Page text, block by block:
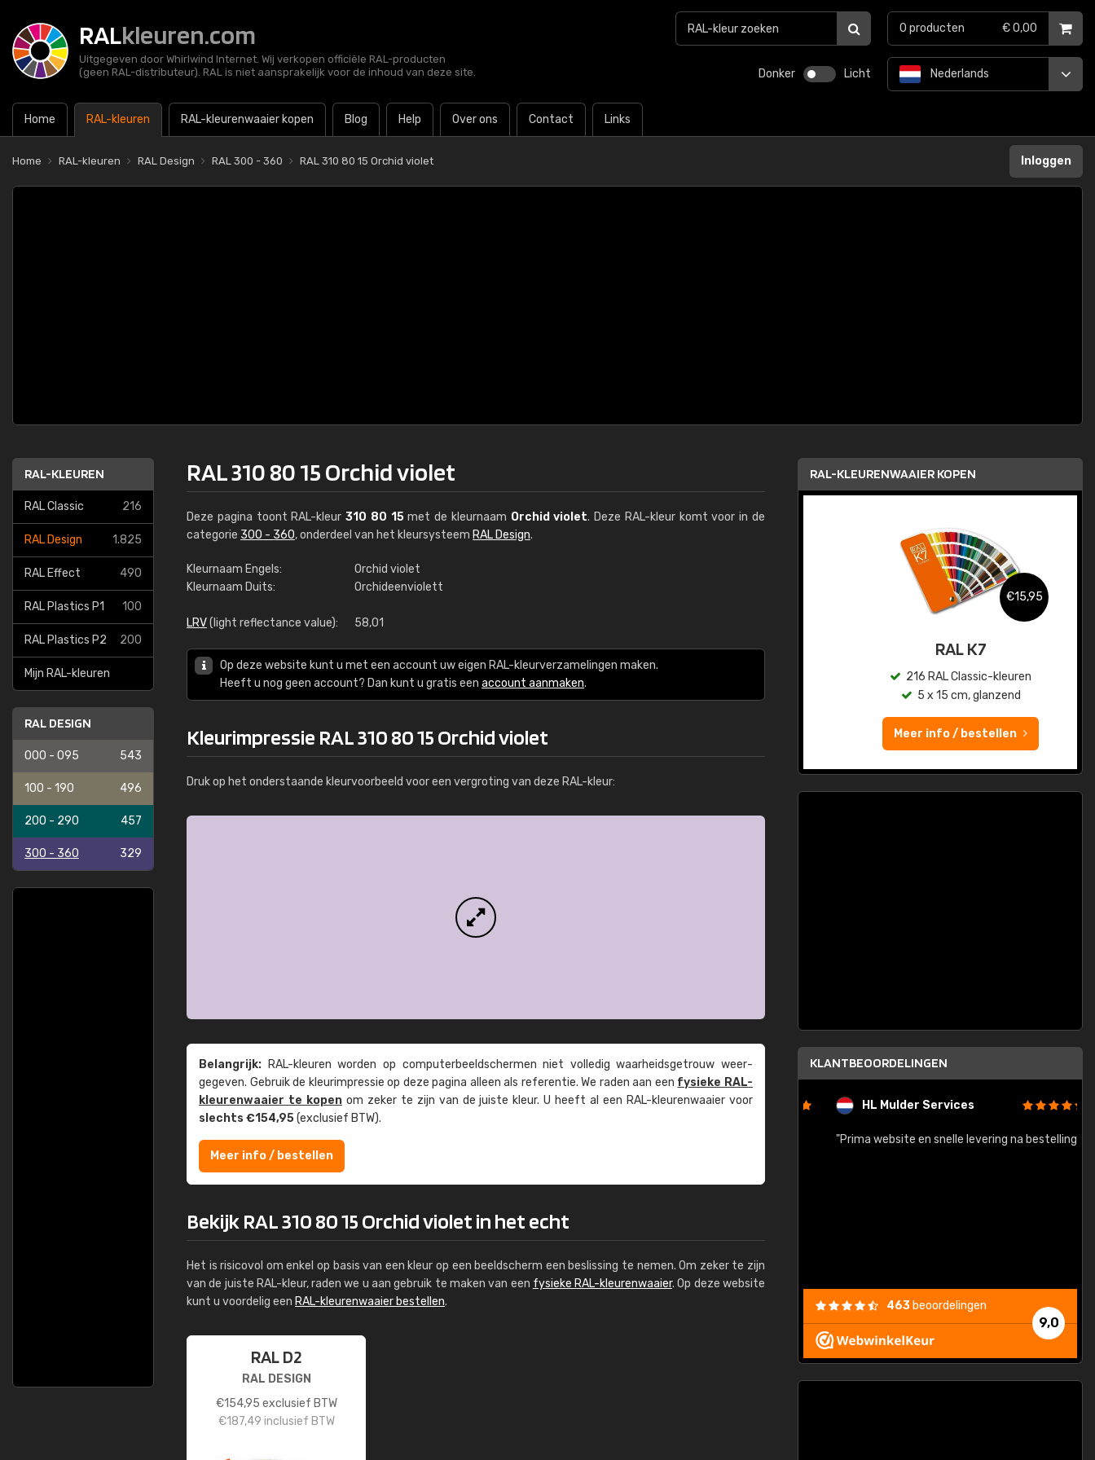
RALkleuren.com
Uitgegeven door Whirlwind Internet. Wij verkopen officiële RAL-producten
(geen RAL-distributeur). RAL is niet aansprakelijk voor de inhoud van deze site.
Donker Licht
Home RAL-kleuren RAL-kleurenwaaier kopen Blog Help Over ons Contact Links
Nederlands
0 producten € 0,00
Home RAL-kleuren RAL Design RAL 300 - 360 RAL 310 80 15 Orchid violet Inloggen
RAL-KLEUREN
RAL Classic 216
RAL Design 1.825
RAL Effect 490
RAL Plastics P1 100
RAL Plastics P2 200
Mijn RAL-kleuren
RAL DESIGN
000 - 095 543
100 - 190 496
200 - 290 457
300 - 360 329
RAL 310 80 15 Orchid violet
Deze pagina toont RAL-kleur310 80 15met de kleurnaam Orchid violet. Deze RAL-kleur komt voor in de
categorie 300 - 360, onderdeel van het kleursysteem RAL Design.
Kleurnaam Engels:
Orchid violet
Kleurnaam Duits:
Orchideenviolett
LRV(light reflectance value): 58,01
Op deze website kunt u met een account uw eigen RAL-kleurverzamelingen maken.
Heeft u nog geen account? Dan kunt u gratis een account aanmaken.
Kleurimpressie RAL 310 80 15 Orchid violet
Druk op het onderstaande kleurvoorbeeld voor een vergroting van deze RAL-kleur:
Belangrijk: RAL-kleuren worden op computer­beeld­schermen niet volledig waarheids­­getrouw weer­
gegeven. Gebruik de kleur­impressie op deze pagina alleen als referentie. We raden aan een fysieke RAL-
kleuren­waaier te kopenom zeker te zijn van de juiste kleur. U heeft al een RAL-kleuren­waaier voor
slechts €154,95(exclusief BTW).
Meer info / bestellen
Bekijk RAL 310 80 15 Orchid violet in het echt
Het is risicovol om enkel op basis van een kleur op een beeldscherm een beslissing te nemen. Om zeker te zijn
van de juiste RAL-kleur, raden we u aan gebruik te maken van een fysieke RAL-kleurenwaaier. Op deze website
kunt u voordelig een RAL-kleurenwaaier bestellen.
RAL D2
RAL DESIGN
€154,95 exclusief BTW
€187,49 inclusief BTW
RAL-KLEURENWAAIER KOPEN
RAL K7 op waterbasis
€15,95
RAL K7
216 RAL Classic-kleuren
5 x 15 cm, glanzend
Meer info / bestellen
KLANTBEOORDELINGEN
Kambier BV HL Mulder Services
"Prima website en snelle levering na bestelling"
9,0
463 beoordelingen